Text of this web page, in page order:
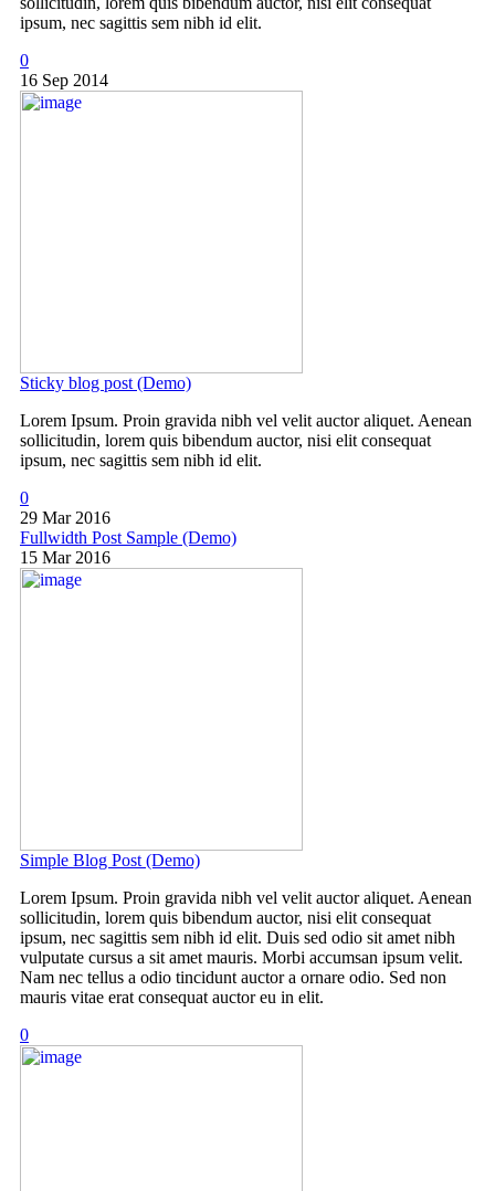
ipsum, nec sagittis sem nibh id elit.
0
16 Sep 2014
Sticky blog post (Demo)
Lorem Ipsum. Proin gravida nibh vel velit auctor aliquet. Aenean
sollicitudin, lorem quis bibendum auctor, nisi elit consequat
ipsum, nec sagittis sem nibh id elit.
0
29 Mar 2016
Fullwidth Post Sample (Demo)
15 Mar 2016
Simple Blog Post (Demo)
Lorem Ipsum. Proin gravida nibh vel velit auctor aliquet. Aenean
sollicitudin, lorem quis bibendum auctor, nisi elit consequat
ipsum, nec sagittis sem nibh id elit. Duis sed odio sit amet nibh
vulputate cursus a sit amet mauris. Morbi accumsan ipsum velit.
Nam nec tellus a odio tincidunt auctor a ornare odio. Sed non
mauris vitae erat consequat auctor eu in elit.
0